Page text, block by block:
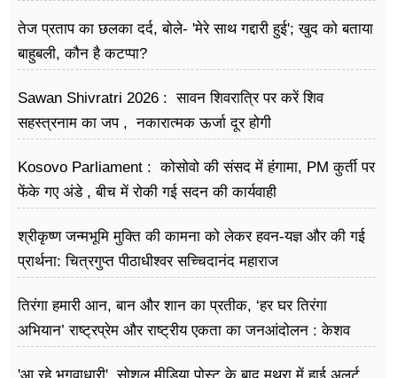
तेज प्रताप का छलका दर्द, बोले- 'मेरे साथ गद्दारी हुई'; खुद को बताया
बाहुबली, कौन है कटप्पा?
Sawan Shivratri 2026 : सावन शिवरात्रि पर करें शिव
सहस्त्रनाम का जप , नकारात्मक ऊर्जा दूर होगी
Kosovo Parliament : कोसोवो की संसद में हंंगामा, PM कुर्ती पर
फेंके गए अंडे , बीच में रोकी गई सदन की कार्यवाही
श्रीकृष्ण जन्मभूमि मुक्ति की कामना को लेकर हवन-यज्ञ और की गई
प्रार्थना: चित्रगुप्त पीठाधीश्वर सच्चिदानंद महाराज
तिरंगा हमारी आन, बान और शान का प्रतीक, ‘हर घर तिरंगा
अभियान’ राष्ट्रप्रेम और राष्ट्रीय एकता का जनआंदोलन : केशव
'आ रहे भगवाधारी', सोशल मीडिया पोस्ट के बाद मथुरा में हाई अलर्ट,